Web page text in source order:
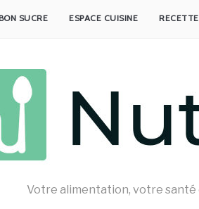
SUCRE ESPACE CUISINE
Votre alimentation, votre